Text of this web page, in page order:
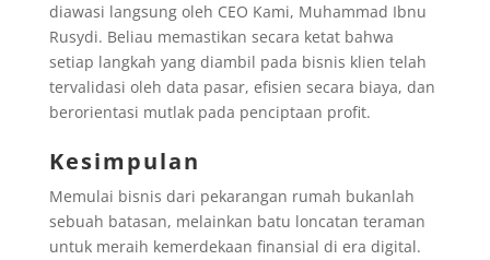
diawasi langsung oleh CEO Kami, Muhammad Ibnu
Rusydi. Beliau memastikan secara ketat bahwa
setiap langkah yang diambil pada bisnis klien telah
tervalidasi oleh data pasar, efisien secara biaya, dan
berorientasi mutlak pada penciptaan profit.
Kesimpulan
Memulai bisnis dari pekarangan rumah bukanlah
sebuah batasan, melainkan batu loncatan teraman
untuk meraih kemerdekaan finansial di era digital.